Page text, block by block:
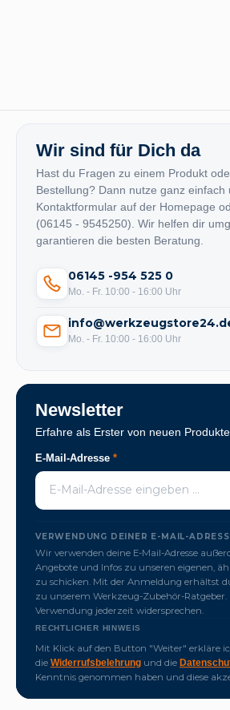
Wir sind für Dich da
Hast du Fragen zu einem Produkt
Bestellung? Dann nutze ganz einfach
Kontaktformular auf der Homepage
(06145 - 9545250). Wir helfen dir
garantieren die besten Beratung.
06145 -954 525 0
Mo. - Fr. 10:00 - 16:00 Uhr
Mo. - Fr. 10:00 - 16:00 Uhr
Newsletter
Erfahre als Erster von neuen
E-Mail-Adresse *
VERWENDUNG DEINER E-MAIL-
Wir verwenden deine E-Mail-Adresse
Angebote und Infos zu unseren eigenen,
zu schicken. Mit der Anmeldung erhältst
zu unserem Werkzeug-Zubehör-Ratgeber.
Verwendung jederzeit widersprechen.
RECHTLICHER HINWEIS
Mit Klick auf den Button "Weiter" erkläre
die Widerrufsbelehrung und die
Kenntnis genommen haben und diese